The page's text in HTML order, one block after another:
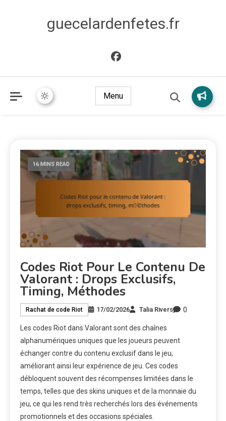
guecelardenfetes.fr
Menu
16 MINS READ
Codes Riot Pour Le Contenu De
Valorant : Drops Exclusifs,
Timing, Méthodes
Rachat de code Riot 17/02/2026 Talia Rivers 0
Les codes Riot dans Valorant sont des chaînes
alphanumériques uniques que les joueurs peuvent
échanger contre du contenu exclusif dans le jeu,
améliorant ainsi leur expérience de jeu. Ces codes
débloquent souvent des récompenses limitées dans le
temps, telles que des skins uniques et de la monnaie du
jeu, ce qui les rend très recherchés lors des événements
promotionnels et des occasions spéciales.